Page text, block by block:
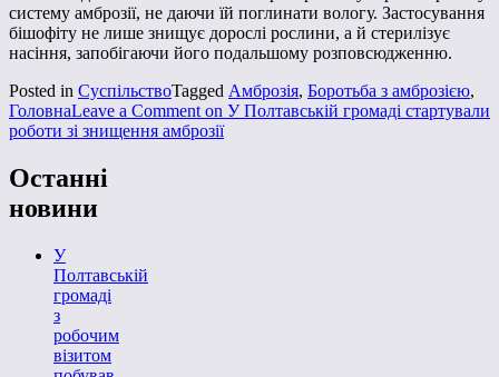
систему амброзії, не даючи їй поглинати вологу. Застосування
бішофіту не лише знищує дорослі рослини, а й стерилізує
насіння, запобігаючи його подальшому розповсюдженню.
Posted in СуспільствоTagged Амброзія, Боротьба з амброзією,
ГоловнаLeave a Comment on У Полтавській громаді стартували
роботи зі знищення амброзії
Останні
новини
У
Полтавській
громаді
з
робочим
візитом